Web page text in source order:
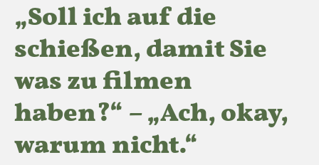
„Soll ich auf die
schießen, damit Sie
was zu filmen
haben?“ – „Ach, okay,
warum nicht.“